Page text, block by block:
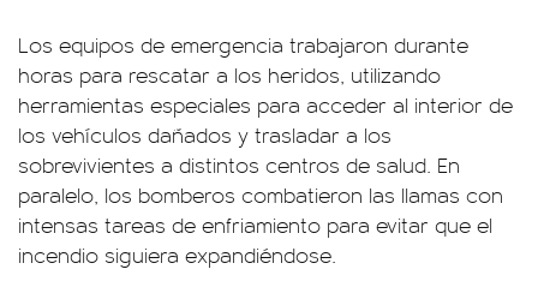
Los equipos de emergencia trabajaron durante
horas para rescatar a los heridos, utilizando
herramientas especiales para acceder al interior de
los vehículos dañados y trasladar a los
sobrevivientes a distintos centros de salud. En
paralelo, los bomberos combatieron las llamas con
intensas tareas de enfriamiento para evitar que el
incendio siguiera expandiéndose.